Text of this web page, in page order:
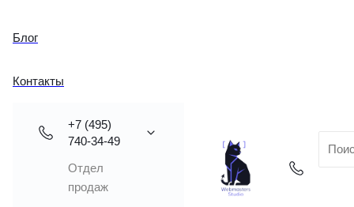
Блог
Контакты
+7 (495)
740-34-49
Отдел
продаж